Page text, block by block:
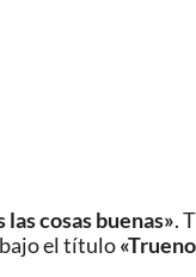
las cosas buenas».
bajo el título